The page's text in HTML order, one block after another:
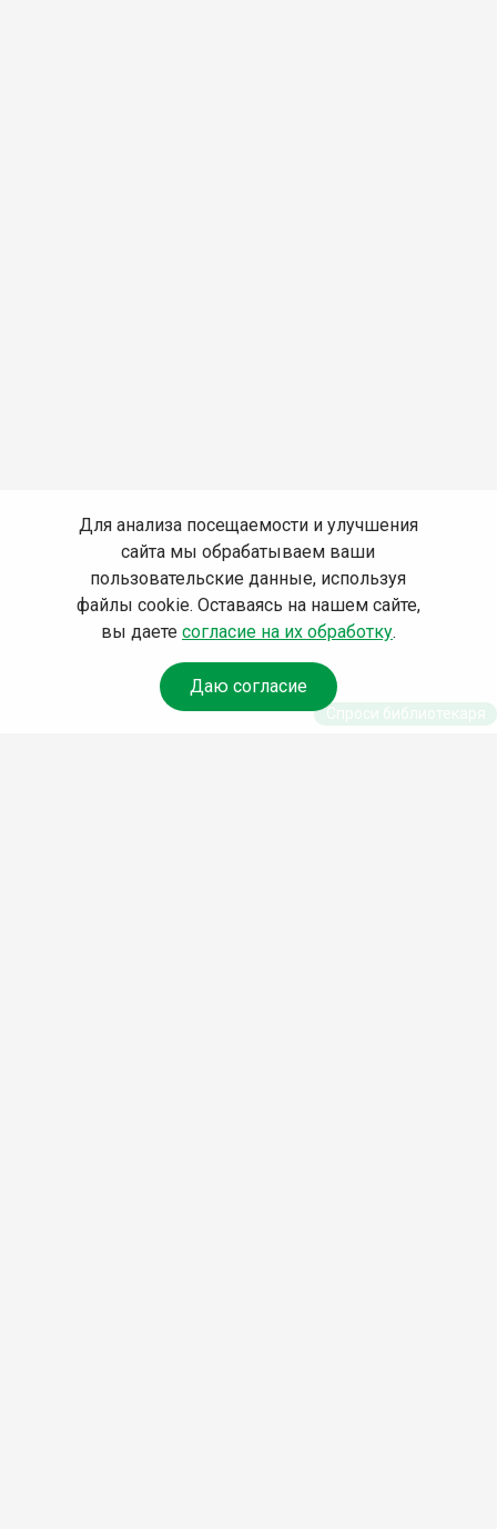
Для анализа посещаемости и улучшения
сайта мы обрабатываем ваши
пользовательские данные, используя
файлы cookie. Оставаясь на нашем сайте,
вы даете согласие на их обработку.
Даю согласие
Спроси библиотекаря